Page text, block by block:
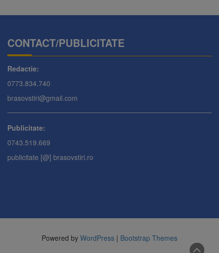
CONTACT/PUBLICITATE
Redactie:
0773.834.740
brasovstiri@gmail.com
Publicitate:
0743.519.669
publicitate [@] brasovstiri.ro
Powered by WordPress | Bootstrap Themes